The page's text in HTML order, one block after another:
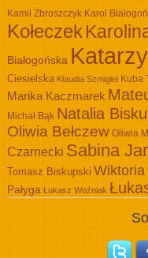
Kamil Zbroszczyk Karol
Kołeczek
Białogońska
Ciesielska Klaudia Szmigiel Kuba
Marika Kaczmarek
Michał Bąk Natalia
Oliwia Bełczew Oliwia
Czarnecki Sabina
Tomasz Biskupski
Pałyga Łukasz Woźniak